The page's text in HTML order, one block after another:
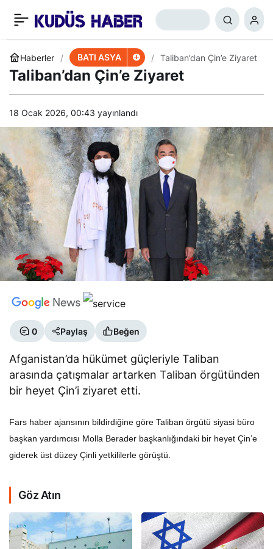
Haberler BATI ASYA Taliban’dan Çin’e Ziyaret
Taliban’dan Çin’e Ziyaret
18 Ocak 2026, 00:43 yayınlandı
0 Paylaş Beğen
Afganistan’da hükümet güçleriyle Taliban
arasında çatışmalar artarken Taliban örgütünden
bir heyet Çin’i ziyaret etti.
Fars haber ajansının bildirdiğine göre Taliban örgütü siyasi büro
başkan yardımcısı Molla Berader başkanlığındaki bir heyet Çin’e
giderek üst düzey Çinli yetkililerle görüştü.
Göz Atın
HAMAS’tan ABD’ye İsrail
Çıkışı
+ 0 Paylaş